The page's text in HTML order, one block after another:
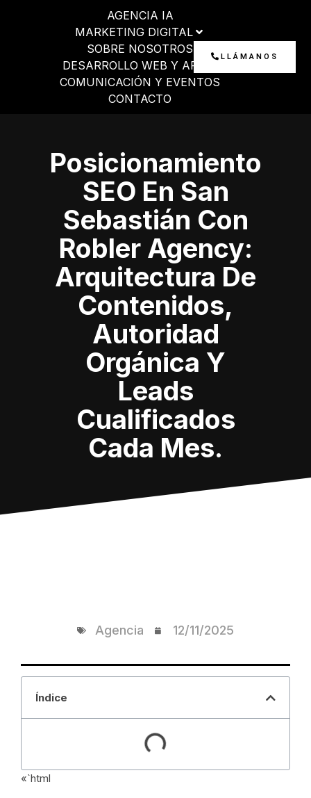
AGENCIA IA
MARKETING DIGITAL
SOBRE NOSOTROS
DESARROLLO WEB Y APP
COMUNICACIÓN Y EVENTOS
CONTACTO
LLÁMANOS
Posicionamiento
SEO En San
Sebastián Con
Robler Agency:
Arquitectura De
Contenidos,
Autoridad
Orgánica Y
Leads
Cualificados
Cada Mes.
Agencia 12/11/2025
Índice
«`html